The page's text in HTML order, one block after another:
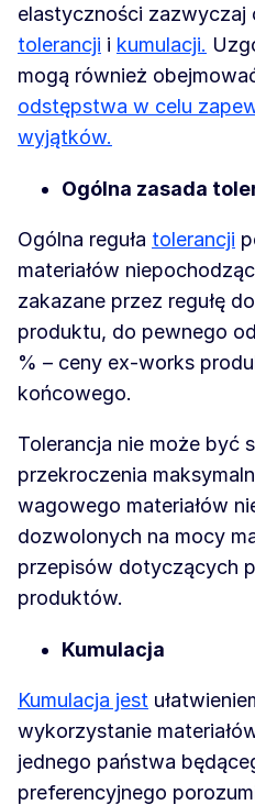
elastyczności zazwyczaj
tolerancji i kumulacji.
mogą również
odstępstwa w celu
wyjątków.
Ogólna zasada
Ogólna reguła tolerancji
materiałów
zakazane przez regułę
produktu, do pewnego
% – ceny ex-works
końcowego.
Tolerancja nie może być
przekroczenia
wagowego materiałów
dozwolonych na mocy
przepisów dotyczących
produktów.
Kumulacja
Kumulacja jest
wykorzystanie
jednego państwa
preferencyjnego